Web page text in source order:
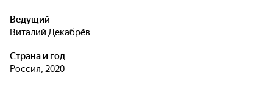
Ведущий
Виталий Декабрёв
Страна и год
Россия, 2020